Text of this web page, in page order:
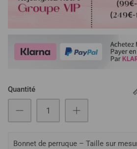
Quantité
Bonnet de perruque – Taille sur